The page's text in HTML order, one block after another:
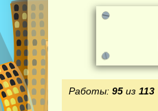
Работы: 95 из 113